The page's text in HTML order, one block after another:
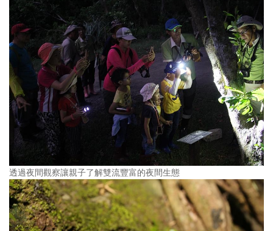
透過夜間觀察讓親子了解雙流豐富的夜間生態